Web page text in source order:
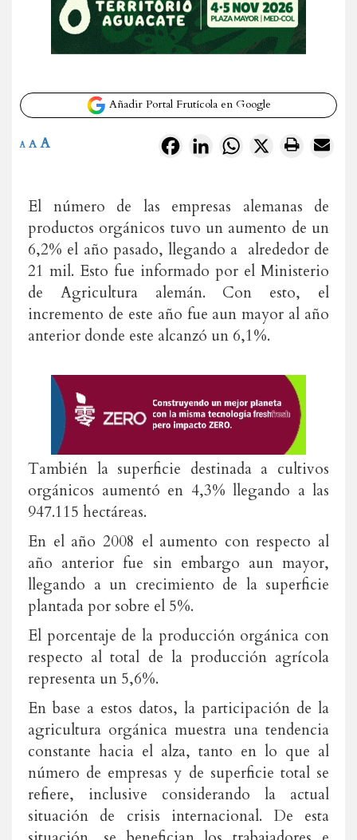
Añadir Portal Frutícola en Google
FacebookLinkedInWhatsApp
X
A A A
El número de las empresas alemanas de
productos orgánicos tuvo un aumento de un
6,2% el año pasado, llegando a alrededor de
21 mil. Esto fue informado por el Ministerio
de Agricultura alemán. Con esto, el
incremento de este año fue aun mayor al año
anterior donde este alcanzó un 6,1%.
También la superficie destinada a cultivos
orgánicos aumentó en 4,3% llegando a las
947.115 hectáreas.
En el año 2008 el aumento con respecto al
año anterior fue sin embargo aun mayor,
llegando a un crecimiento de la superficie
plantada por sobre el 5%.
El porcentaje de la producción orgánica con
respecto al total de la producción agrícola
representa un 5,6%.
En base a estos datos, la participación de la
agricultura orgánica muestra una tendencia
constante hacia el alza, tanto en lo que al
número de empresas y de superficie total se
refiere, inclusive considerando la actual
situación de crisis internacional. De esta